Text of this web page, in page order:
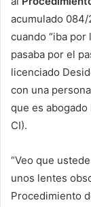
acumulado
cuando “iba
pasaba por el
licenciado
con una
que es
CI).
“Veo que
unos lentes
Procedimiento